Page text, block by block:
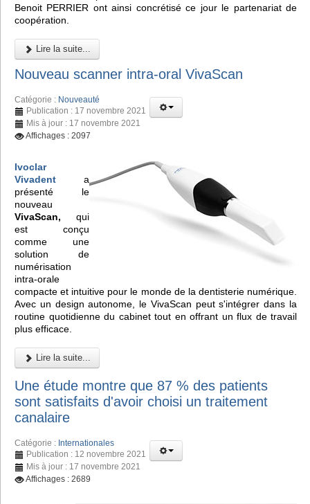
Benoit PERRIER ont ainsi concrétisé ce jour le partenariat de
coopération.
Lire la suite...
Nouveau scanner intra-oral VivaScan
Catégorie : Nouveauté
Publication : 17 novembre 2021
Mis à jour : 17 novembre 2021
Affichages : 2097
Ivoclar
Vivadent a
présenté le
nouveau
VivaScan, qui
est conçu
comme une
solution de
numérisation
intra-orale
compacte et intuitive pour le monde de la dentisterie numérique.
Avec un design autonome, le VivaScan peut s'intégrer dans la
routine quotidienne du cabinet tout en offrant un flux de travail
plus efficace.
Lire la suite...
Une étude montre que 87 % des patients
sont satisfaits d'avoir choisi un traitement
canalaire
Catégorie : Internationales
Publication : 12 novembre 2021
Mis à jour : 17 novembre 2021
Affichages : 2689